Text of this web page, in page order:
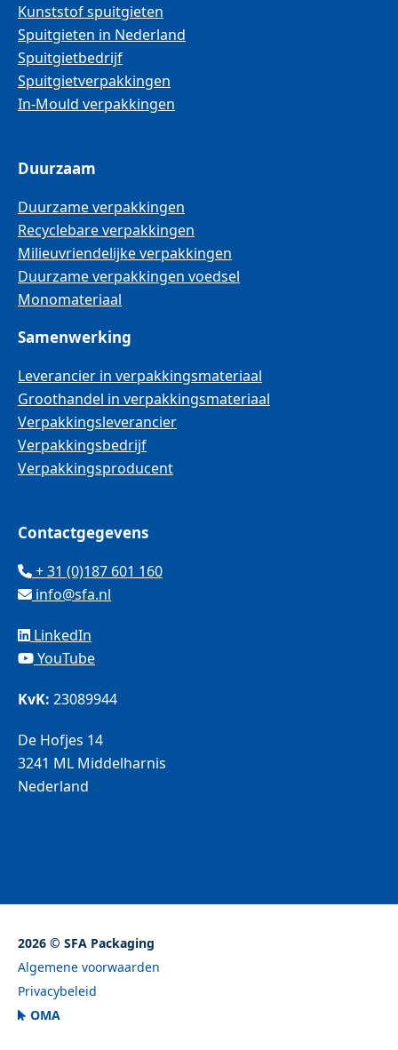
Kunststof spuitgieten
Spuitgieten in Nederland
Spuitgietbedrijf
Spuitgietverpakkingen
In-Mould verpakkingen
Duurzaam
Duurzame verpakkingen
Recyclebare verpakkingen
Milieuvriendelijke verpakkingen
Duurzame verpakkingen voedsel
Monomateriaal
Samenwerking
Leverancier in verpakkingsmateriaal
Groothandel in verpakkingsmateriaal
Verpakkingsleverancier
Verpakkingsbedrijf
Verpakkingsproducent
Contactgegevens
+ 31 (0)187 601 160
info@sfa.nl
LinkedIn
YouTube
KvK: 23089944
De Hofjes 14
3241 ML Middelharnis
Nederland
2026 © SFA Packaging
Algemene voorwaarden
Privacybeleid
OMA